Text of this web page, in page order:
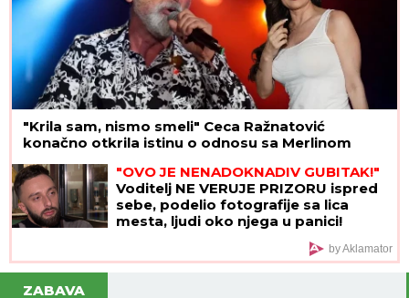
Ženu iz Srbije majka IZBRISALA IZ NASLEDSTVA,
sa decom ostala bez krova nad glavom: "Nije mi
dala u kuću da ne bih OTIMALA BRATU"
NIJE JE PREBOLEO?!Dragan
Stanković i dalje čuva uspomene na
Jovanu Jeremić nakon veridbe sa
Partizan - Tobol: Sek se iskupio i
pogodio za vođstvo crno-belih! - 1:0